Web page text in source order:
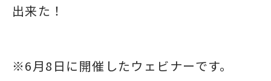
出来た！
※6月8日に開催したウェビナーです。